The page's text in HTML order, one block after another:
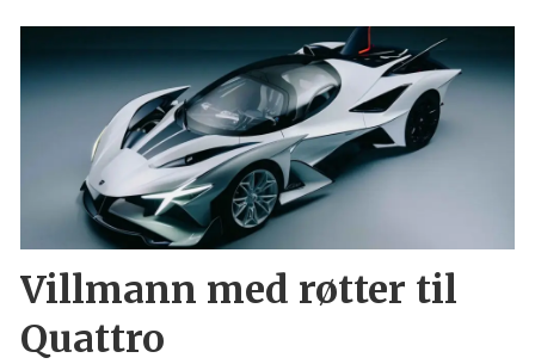
Villmann med røtter til
Quattro